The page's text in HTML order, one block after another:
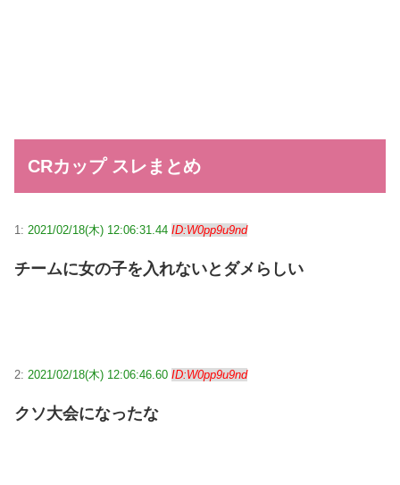
CRカップ スレまとめ
1: 2021/02/18(木) 12:06:31.44 ID:W0pp9u9nd
チームに女の子を入れないとダメらしい
2: 2021/02/18(木) 12:06:46.60 ID:W0pp9u9nd
クソ大会になったな